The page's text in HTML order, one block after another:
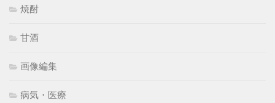
焼酎
甘酒
画像編集
病気・医療